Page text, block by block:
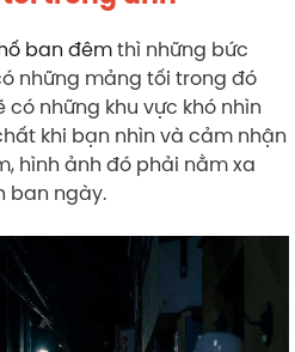
ban đêmthì những bức
những mảng tối trong đó
có những khu vực khó nhìn
khi bạn nhìn và cảm nhận
hình ảnh đó phải nằm xa
ban ngày.